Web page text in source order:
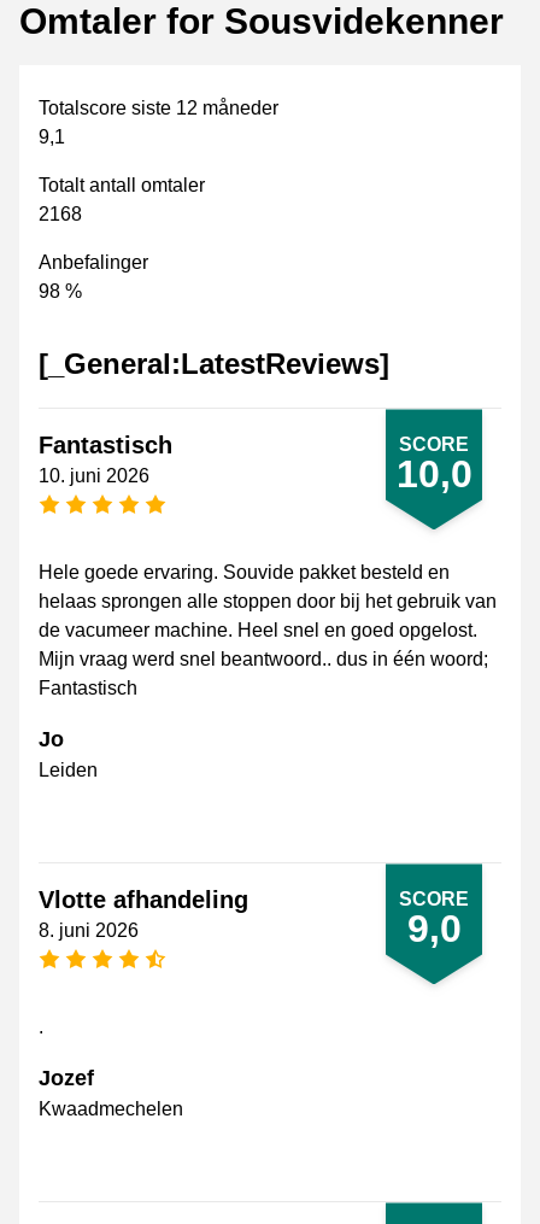
Omtaler for Sousvidekenner
Totalscore siste 12 måneder
9,1
Totalt antall omtaler
2168
Anbefalinger
98 %
[_General:LatestReviews]
SCORE
10,0
Fantastisch
10. juni 2026
[_General:NumberOfStarsPluralFormat]
Hele goede ervaring. Souvide pakket besteld en
helaas sprongen alle stoppen door bij het gebruik van
de vacumeer machine. Heel snel en goed opgelost.
Mijn vraag werd snel beantwoord.. dus in één woord;
Fantastisch
Jo
Leiden
SCORE
9,0
Vlotte afhandeling
8. juni 2026
[_General:NumberOfStarsPluralFormat]
.
Jozef
Kwaadmechelen